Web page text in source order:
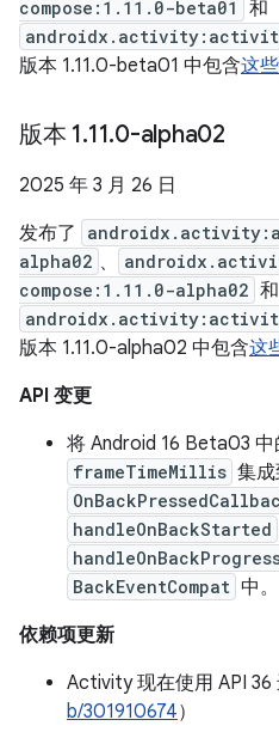
compose:1.11.0-beta01
和
版本 1.11.0-beta01 中包含这
版本 1.11.0-alpha02
2025 年 3 月 26 日
发布了
alpha02 、
compose:1.11.0-alpha02 和
版本 1.11.0-alpha02 中包含这
API 变更
将 Android 16 Beta03 中
frameTimeMillis 集成
handleOnBackStarted
BackEventCompat 中。
依赖项更新
Activity 现在使用 API 36
b/301910674）